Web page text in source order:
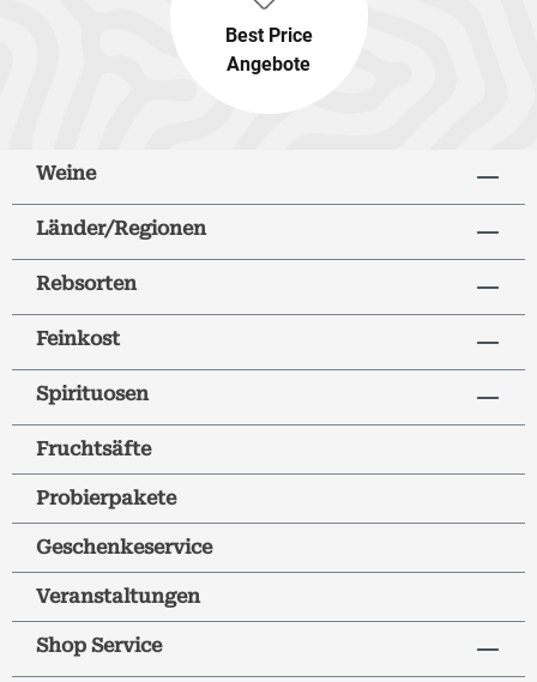
Best Price
Angebote
Weine
Länder/Regionen
Rebsorten
Feinkost
Spirituosen
Fruchtsäfte
Probierpakete
Geschenkeservice
Veranstaltungen
Shop Service